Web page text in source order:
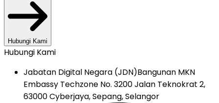
Hubungi Kami
Hubungi Kami
Jabatan Digital Negara (JDN)Bangunan MKN
Embassy Techzone No. 3200 Jalan Teknokrat 2,
63000 Cyberjaya, Sepang, Selangor